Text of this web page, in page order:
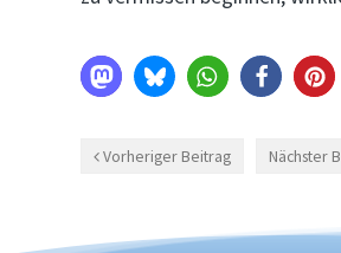
Vorheriger Beitrag Nächster